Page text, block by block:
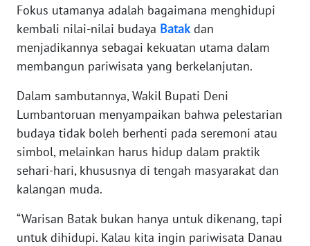
Fokus utamanya adalah bagaimana menghidupi
kembali nilai-nilai budaya Batakdan
menjadikannya sebagai kekuatan utama dalam
membangun pariwisata yang berkelanjutan.
Dalam sambutannya, Wakil Bupati Deni
Lumbantoruan menyampaikan bahwa pelestarian
budaya tidak boleh berhenti pada seremoni atau
simbol, melainkan harus hidup dalam praktik
sehari-hari, khususnya di tengah masyarakat dan
kalangan muda.
“Warisan Batak bukan hanya untuk dikenang, tapi
untuk dihidupi. Kalau kita ingin pariwisata Danau
WN
SERAMBI
WN
WN
SULTRA
WN
NTB
WN
SULTENG